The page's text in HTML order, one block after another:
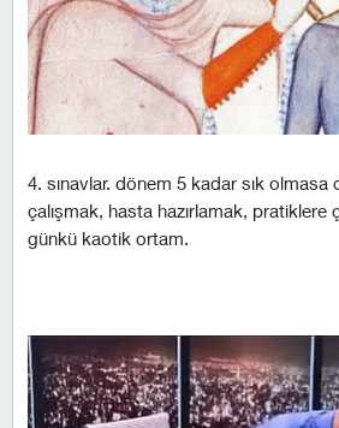
4. sınavlar. dönem 5 kadar sık
çalışmak, hasta hazırlamak, pratiklere
günkü kaotik ortam.